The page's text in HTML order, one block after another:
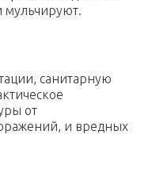
мульчируют.
санитарную
от
и вредных